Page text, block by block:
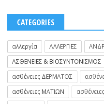
CATEGORIES
αλλεργία ΑΛΛΕΡΓΙΕΣ
ΑΣΘΕΝΕΙΕΣ & ΒΙΟΣΥΝΤΟΝΙΣΜΟΣ
ασθένειες ΔΕΡΜΑΤΟΣ
ασθένειες ΜΑΤΙΩΝ